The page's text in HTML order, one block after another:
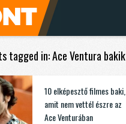
tagged in: Ace Ventura bakik
10 elképesztő filmes baki,
amit nem vettél észre az
Ace Venturában